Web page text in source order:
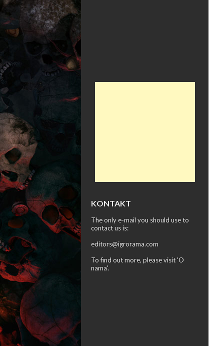
KONTAKT
The only e-mail you should use to
contact us is:
editors@igrorama.com
To find out more, please visit 'O
nama'.